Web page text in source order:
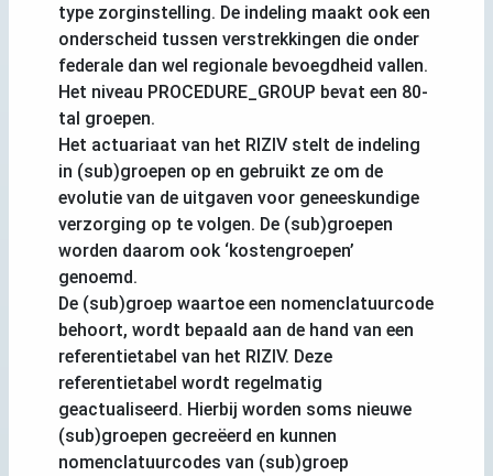
type zorginstelling. De indeling maakt ook een
onderscheid tussen verstrekkingen die onder
federale dan wel regionale bevoegdheid vallen.
Het niveau PROCEDURE_GROUP bevat een 80-
tal groepen.
Het actuariaat van het RIZIV stelt de indeling
in (sub)groepen op en gebruikt ze om de
evolutie van de uitgaven voor geneeskundige
verzorging op te volgen. De (sub)groepen
worden daarom ook ‘kostengroepen’
genoemd.
De (sub)groep waartoe een nomenclatuurcode
behoort, wordt bepaald aan de hand van een
referentietabel van het RIZIV. Deze
referentietabel wordt regelmatig
geactualiseerd. Hierbij worden soms nieuwe
(sub)groepen gecreëerd en kunnen
nomenclatuurcodes van (sub)groep